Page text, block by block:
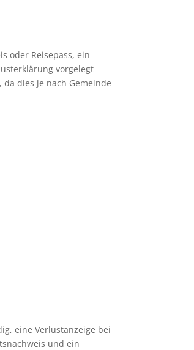
oder Reisepass, ein
vorgelegt
dies je nach Gemeinde
eine Verlustanzeige bei
und ein